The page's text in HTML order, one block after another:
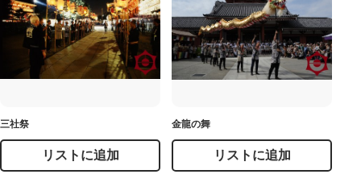
三社祭
リストに追加
金龍の舞
リストに追加